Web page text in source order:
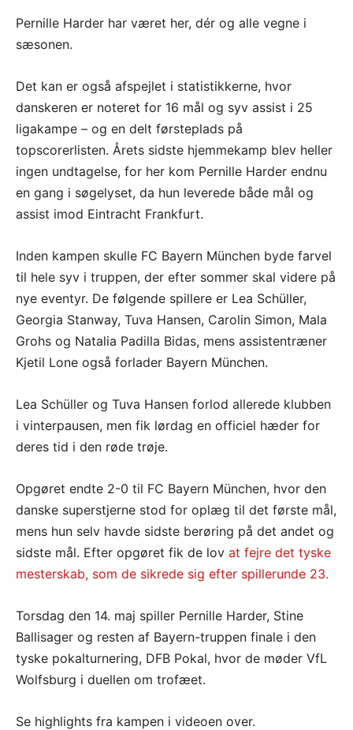
Pernille Harder har været her, dér og alle vegne i
sæsonen.
Det kan er også afspejlet i statistikkerne, hvor
danskeren er noteret for 16 mål og syv assist i 25
ligakampe – og en delt førsteplads på
topscorerlisten. Årets sidste hjemmekamp blev heller
ingen undtagelse, for her kom Pernille Harder endnu
en gang i søgelyset, da hun leverede både mål og
assist imod Eintracht Frankfurt.
Inden kampen skulle FC Bayern München byde farvel
til hele syv i truppen, der efter sommer skal videre på
nye eventyr. De følgende spillere er Lea Schüller,
Georgia Stanway, Tuva Hansen, Carolin Simon, Mala
Grohs og Natalia Padilla Bidas, mens assistentræner
Kjetil Lone også forlader Bayern München.
Lea Schüller og Tuva Hansen forlod allerede klubben
i vinterpausen, men fik lørdag en officiel hæder for
deres tid i den røde trøje.
Opgøret endte 2-0 til FC Bayern München, hvor den
danske superstjerne stod for oplæg til det første mål,
mens hun selv havde sidste berøring på det andet og
sidste mål. Efter opgøret fik de lov at fejre det tyske
mesterskab, som de sikrede sig efter spillerunde 23.
Torsdag den 14. maj spiller Pernille Harder, Stine
Ballisager og resten af Bayern-truppen finale i den
tyske pokalturnering, DFB Pokal, hvor de møder VfL
Wolfsburg i duellen om trofæet.
Se highlights fra kampen i videoen over.